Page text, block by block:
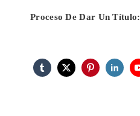
Proceso De Dar Un Título: